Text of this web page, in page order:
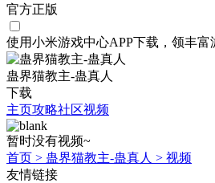
官方正版
使用小米游戏中心APP下载 ，领丰富
蛊界猫教主-蛊真人
下载
主页攻略社区视频
暂时没有视频~
首页 > 蛊界猫教主-蛊真人 > 视频
友情链接